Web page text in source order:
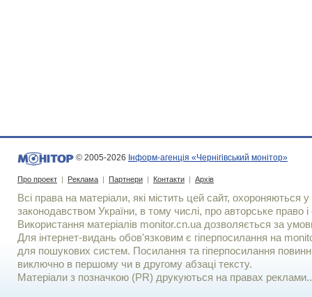
© 2005-2026 Інформ-агенція «Чернігівський монітор»
Про проект | Реклама | Партнери | Контакти | Архів
Всі права на матеріали, які містить цей сайт, охороняються у
законодавством України, в тому числі, про авторське право і
Використання матерiалiв monitor.cn.ua дозволяється за
Для iнтернет-видань обов'язковим є гiперпосилання на
для пошукових систем. Посилання та гіперпосилання
виключно в першому чи в другому абзаці тексту.
Матеріали з позначкою (PR) друкуються на правах реклами..